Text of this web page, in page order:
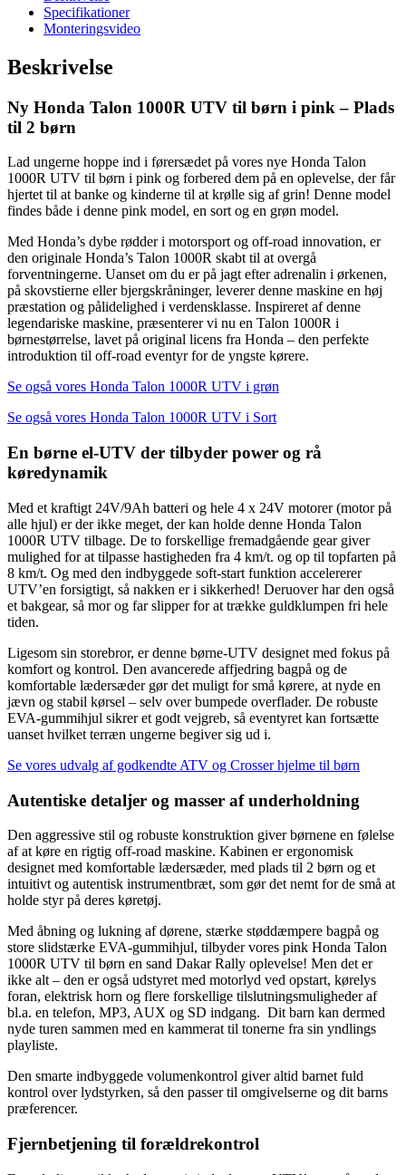
Specifikationer
Monteringsvideo
Beskrivelse
Ny Honda Talon 1000R UTV til børn i pink – Plads
til 2 børn
Lad ungerne hoppe ind i førersædet på vores nye Honda Talon
1000R UTV til børn i pink og forbered dem på en oplevelse, der får
hjertet til at banke og kinderne til at krølle sig af grin! Denne model
findes både i denne pink model, en sort og en grøn model.
Med Honda’s dybe rødder i motorsport og off-road innovation, er
den originale Honda’s Talon 1000R skabt til at overgå
forventningerne. Uanset om du er på jagt efter adrenalin i ørkenen,
på skovstierne eller bjergskråninger, leverer denne maskine en høj
præstation og pålidelighed i verdensklasse. Inspireret af denne
legendariske maskine, præsenterer vi nu en Talon 1000R i
børnestørrelse, lavet på original licens fra Honda – den perfekte
introduktion til off-road eventyr for de yngste kørere.
Se også vores Honda Talon 1000R UTV i grøn
Se også vores Honda Talon 1000R UTV i Sort
En børne el-UTV der tilbyder power og rå
køredynamik
Med et kraftigt 24V/9Ah batteri og hele 4 x 24V motorer (motor på
alle hjul) er der ikke meget, der kan holde denne Honda Talon
1000R UTV tilbage. De to forskellige fremadgående gear giver
mulighed for at tilpasse hastigheden fra 4 km/t. og op til topfarten på
8 km/t. Og med den indbyggede soft-start funktion accelererer
UTV’en forsigtigt, så nakken er i sikkerhed! Deruover har den også
et bakgear, så mor og far slipper for at trække guldklumpen fri hele
tiden.
Ligesom sin storebror, er denne børne-UTV designet med fokus på
komfort og kontrol. Den avancerede affjedring bagpå og de
komfortable lædersæder gør det muligt for små kørere, at nyde en
jævn og stabil kørsel – selv over bumpede overflader. De robuste
EVA-gummihjul sikrer et godt vejgreb, så eventyret kan fortsætte
uanset hvilket terræn ungerne begiver sig ud i.
Se vores udvalg af godkendte ATV og Crosser hjelme til børn
Autentiske detaljer og masser af underholdning
Den aggressive stil og robuste konstruktion giver børnene en følelse
af at køre en rigtig off-road maskine. Kabinen er ergonomisk
designet med komfortable lædersæder, med plads til 2 børn og et
intuitivt og autentisk instrumentbræt, som gør det nemt for de små at
holde styr på deres køretøj.
Med åbning og lukning af dørene, stærke støddæmpere bagpå og
store slidstærke EVA-gummihjul, tilbyder vores pink Honda Talon
1000R UTV til børn en sand Dakar Rally oplevelse! Men det er
ikke alt – den er også udstyret med motorlyd ved opstart, kørelys
foran, elektrisk horn og flere forskellige tilslutningsmuligheder af
bl.a. en telefon, MP3, AUX og SD indgang. Dit barn kan dermed
nyde turen sammen med en kammerat til tonerne fra sin yndlings
playliste.
Den smarte indbyggede volumenkontrol giver altid barnet fuld
kontrol over lydstyrken, så den passer til omgivelserne og dit barns
præferencer.
Fjernbetjening til forældrekontrol